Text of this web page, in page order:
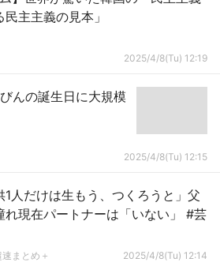
主主義の見本」
2025/4/8(Tu) 12:19
んの誕生日に大規模
2025/4/8(Tu) 12:15
人だけは生もう、つくろうと」父
れ現在パートナーは「いない」 #芸
まとめ＋ 2025/4/8(Tu) 12:14